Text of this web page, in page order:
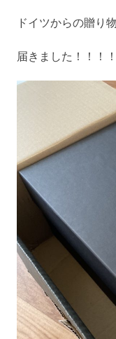
ドイツからの贈り
届きました！！！！